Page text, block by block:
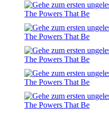
The Powers That Be
The Powers That Be
The Powers That Be
The Powers That Be
The Powers That Be